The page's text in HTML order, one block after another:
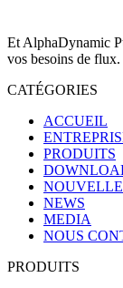
Et AlphaDynamic
vos besoins de flux.
CATÉGORIES
ACCUEIL
PRODUITS
NEWS
MEDIA
NOUS
PRODUITS